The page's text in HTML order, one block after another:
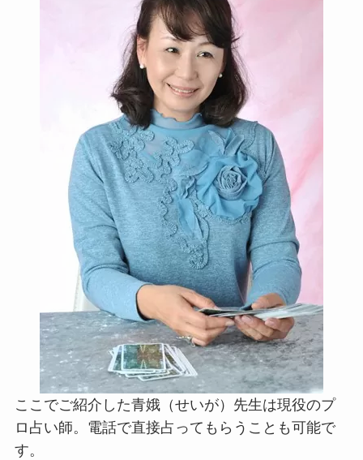
ここでご紹介した青娥（せいが）先生は現役のプ
ロ占い師。電話で直接占ってもらうことも可能で
す。